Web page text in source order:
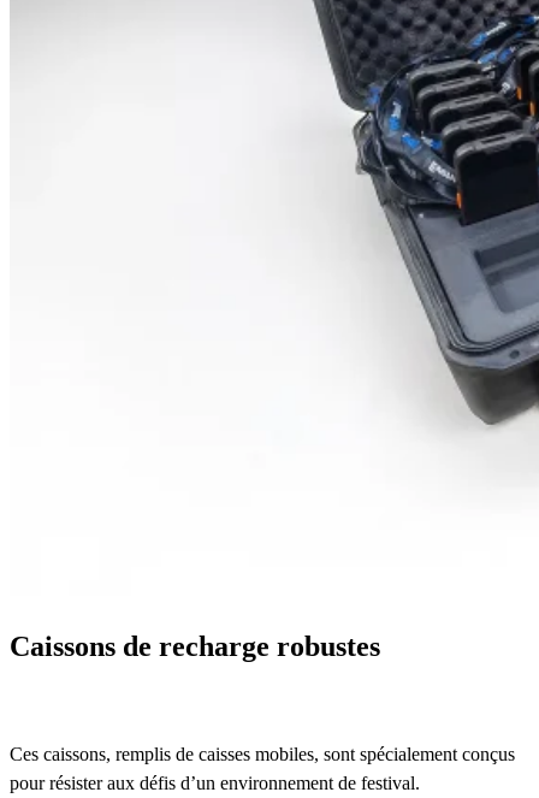
Caissons de recharge robustes
Ces caissons, remplis de caisses mobiles, sont spécialement conçus
pour résister aux défis d’un environnement de festival.